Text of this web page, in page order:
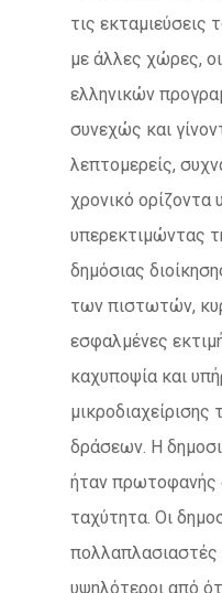
τις εκταμιεύσεις
με άλλες χώρες,
ελληνικών
συνεχώς και
λεπτομερείς,
χρονικό ορίζοντα
υπερεκτιμώντας
δημόσιας
των πιστωτών,
εσφαλμένες
καχυποψία και
δράσεων. Η
ήταν πρωτοφανής
ταχύτητα. Οι
πολλαπλασιαστές
υψηλότεροι από